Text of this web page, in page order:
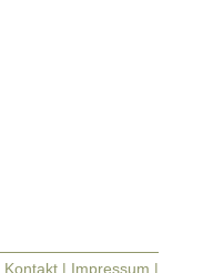
Kontakt | Impressum |